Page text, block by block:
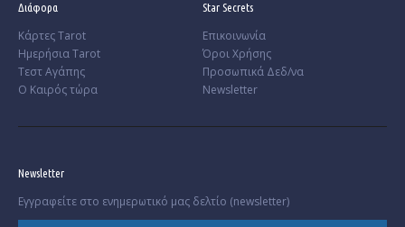
Διάφορα
Κάρτες Tarot
Ημερήσια Tarot
Τεστ Αγάπης
Ο Καιρός τώρα
Star Secrets
Επικοινωνία
Όροι Χρήσης
Προσωπικά Δεδ/να
Newsletter
Newsletter
Εγγραφείτε στο ενημερωτικό μας δελτίο (newsletter)